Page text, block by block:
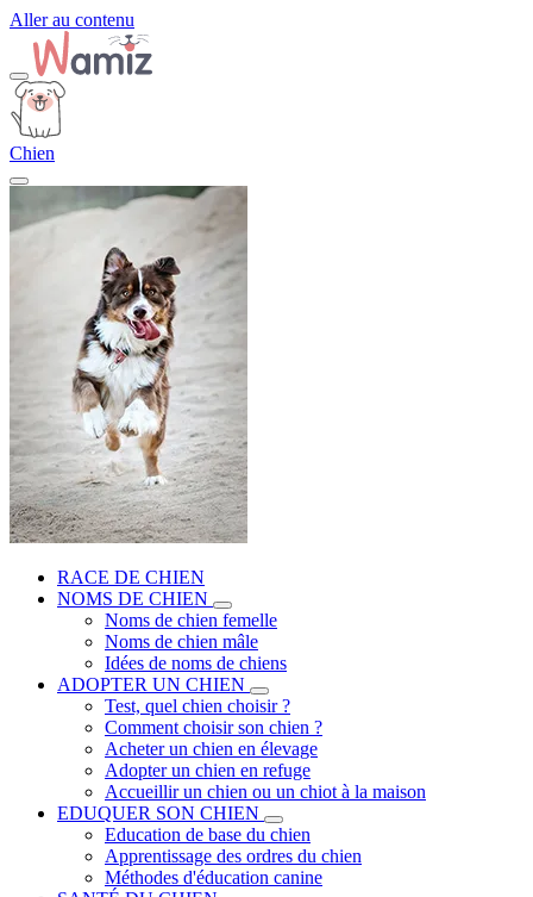
Aller au contenu
Chien
RACE DE CHIEN
NOMS DE CHIEN
Noms de chien femelle
Noms de chien mâle
Idées de noms de chiens
ADOPTER UN CHIEN
Test, quel chien choisir ?
Comment choisir son chien ?
Acheter un chien en élevage
Adopter un chien en refuge
Accueillir un chien ou un chiot à la maison
EDUQUER SON CHIEN
Education de base du chien
Apprentissage des ordres du chien
Méthodes d'éducation canine